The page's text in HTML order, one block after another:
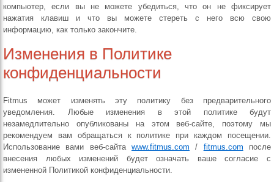
компьютер, если вы не можете убедиться, что он не фиксирует
нажатия клавиш и что вы можете стереть с него всю свою
информацию, как только закончите.
Изменения в Политике
конфиденциальности
Fitmus может изменять эту политику без предварительного
уведомления. Любые изменения в этой политике будут
незамедлительно опубликованы на этом веб-сайте, поэтому мы
рекомендуем вам обращаться к политике при каждом посещении.
Использование вами веб-сайта www.fitmus.com / fitmus.com после
внесения любых изменений будет означать ваше согласие с
измененной Политикой конфиденциальности.